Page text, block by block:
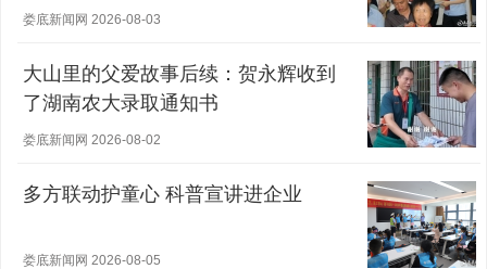
娄底新闻网 2026-08-03
大山里的父爱故事后续：贺永辉收到
了湖南农大录取通知书
娄底新闻网 2026-08-02
多方联动护童心 科普宣讲进企业
娄底新闻网 2026-08-05